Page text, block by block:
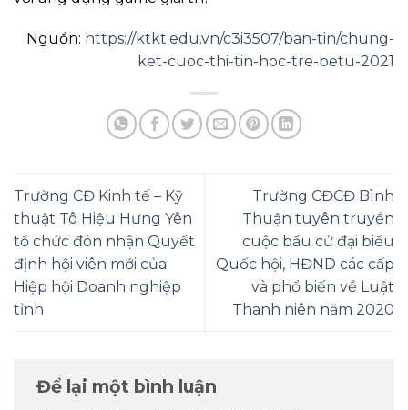
Nguồn: https://ktkt.edu.vn/c3i3507/ban-tin/chung-
ket-cuoc-thi-tin-hoc-tre-betu-2021
Trường CĐ Kinh tế – Kỹ
thuật Tô Hiệu Hưng Yên
tổ chức đón nhận Quyết
định hội viên mới của
Hiệp hội Doanh nghiệp
tỉnh
Trường CĐCĐ Bình
Thuận tuyên truyền
cuộc bầu cử đại biểu
Quốc hội, HĐND các cấp
và phổ biến về Luật
Thanh niên năm 2020
Để lại một bình luận